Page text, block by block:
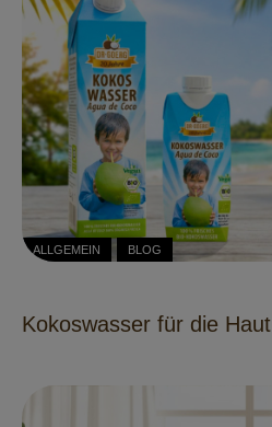
ALLGEMEIN BLOG
Kokoswasser für die Haut